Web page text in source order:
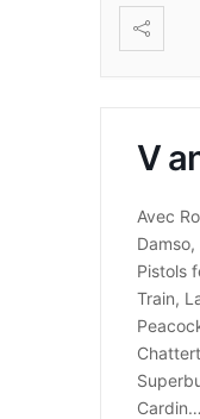
V
Avec
Pistols
Train,
Cardin…